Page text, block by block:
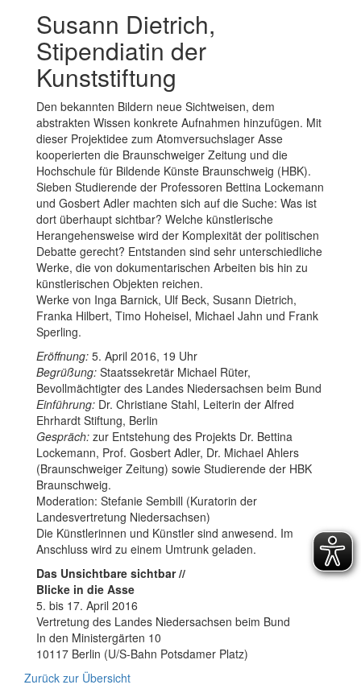
Susann Dietrich,
Stipendiatin der
Kunststiftung
Den bekannten Bildern neue Sichtweisen, dem
abstrakten Wissen konkrete Aufnahmen hinzufügen. Mit
dieser Projektidee zum Atomversuchslager Asse
kooperierten die Braunschweiger Zeitung und die
Hochschule für Bildende Künste Braunschweig (HBK).
Sieben Studierende der Professoren Bettina Lockemann
und Gosbert Adler machten sich auf die Suche: Was ist
dort überhaupt sichtbar? Welche künstlerische
Herangehensweise wird der Komplexität der politischen
Debatte gerecht? Entstanden sind sehr unterschiedliche
Werke, die von dokumentarischen Arbeiten bis hin zu
künstlerischen Objekten reichen.
Werke von Inga Barnick, Ulf Beck, Susann Dietrich,
Franka Hilbert, Timo Hoheisel, Michael Jahn und Frank
Sperling.
Eröffnung: 5. April 2016, 19 Uhr
Begrüßung: Staatssekretär Michael Rüter,
Bevollmächtigter des Landes Niedersachsen beim Bund
Einführung: Dr. Christiane Stahl, Leiterin der Alfred
Ehrhardt Stiftung, Berlin
Gespräch: zur Entstehung des Projekts Dr. Bettina
Lockemann, Prof. Gosbert Adler, Dr. Michael Ahlers
(Braunschweiger Zeitung) sowie Studierende der HBK
Braunschweig.
Moderation: Stefanie Sembill (Kuratorin der
Landesvertretung Niedersachsen)
Die Künstlerinnen und Künstler sind anwesend. Im
Anschluss wird zu einem Umtrunk geladen.
Das Unsichtbare sichtbar //
Blicke in die Asse
5. bis 17. April 2016
Vertretung des Landes Niedersachsen beim Bund
In den Ministergärten 10
10117 Berlin (U/S-Bahn Potsdamer Platz)
Zurück zur Übersicht